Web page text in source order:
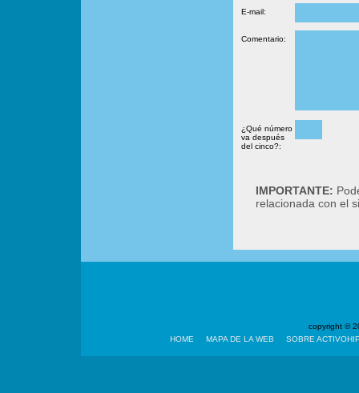
E-mail:
Comentario:
¿Qué número
va después
del cinco?:
IMPORTANTE:
relacionada con el
copyright ©
HOME
MAPA DE LA WEB SOBRE